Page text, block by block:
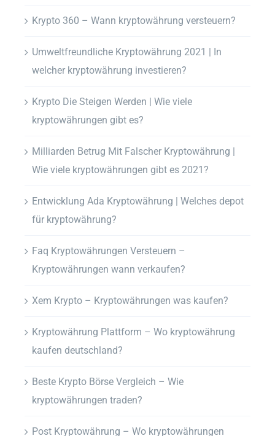
Krypto 360 – Wann kryptowährung versteuern?
Umweltfreundliche Kryptowährung 2021 | In
welcher kryptowährung investieren?
Krypto Die Steigen Werden | Wie viele
kryptowährungen gibt es?
Milliarden Betrug Mit Falscher Kryptowährung |
Wie viele kryptowährungen gibt es 2021?
Entwicklung Ada Kryptowährung | Welches depot
für kryptowährung?
Faq Kryptowährungen Versteuern –
Kryptowährungen wann verkaufen?
Xem Krypto – Kryptowährungen was kaufen?
Kryptowährung Plattform – Wo kryptowährung
kaufen deutschland?
Beste Krypto Börse Vergleich – Wie
kryptowährungen traden?
Post Kryptowährung – Wo kryptowährungen